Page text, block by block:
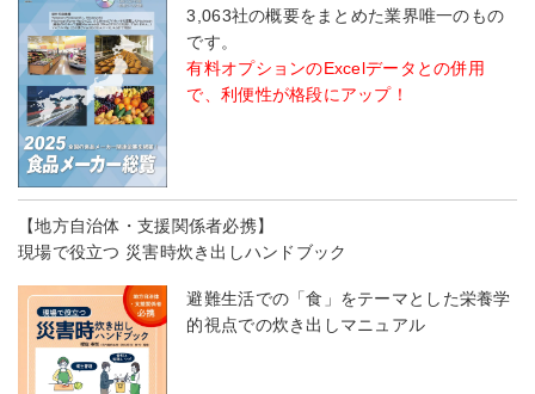
3,063社の概要をまとめた業界唯一のもの
です。
有料オプションのExcelデータとの併用
で、利便性が格段にアップ！
【地方自治体・支援関係者必携】
現場で役立つ 災害時炊き出しハンドブック
避難生活での「食」をテーマとした栄養学
的視点での炊き出しマニュアル